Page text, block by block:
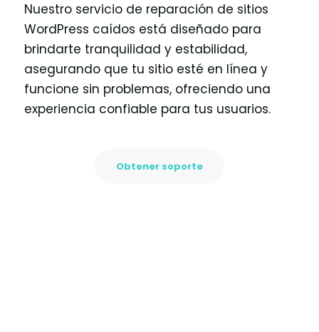
Nuestro servicio de reparación de sitios
WordPress caídos está diseñado para
brindarte tranquilidad y estabilidad,
asegurando que tu sitio esté en línea y
funcione sin problemas, ofreciendo una
experiencia confiable para tus usuarios.
Obtener soporte